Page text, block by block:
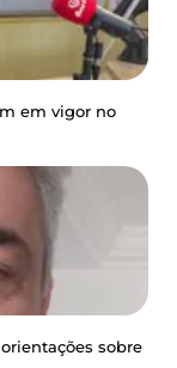
em vigor no
sobre